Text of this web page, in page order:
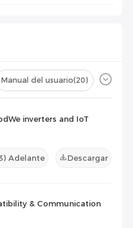
Manual del usuario(20)
(0) Otros(0)
inverters and IoT
) Adelante Descargar
& Communication